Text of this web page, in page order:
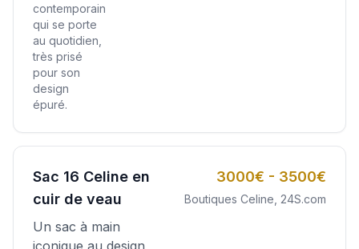
contemporain
qui se porte
au quotidien,
très prisé
pour son
design
épuré.
Sac 16 Celine en
cuir de veau
Un sac à main
iconique au design
3000€ - 3500€
Boutiques Celine, 24S.com